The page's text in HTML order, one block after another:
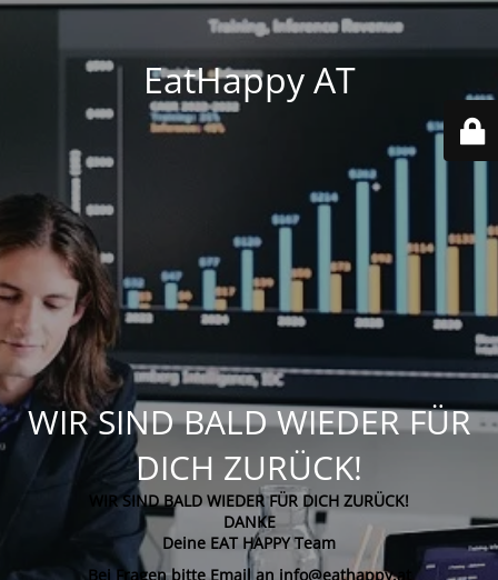
EatHappy AT
WIR SIND BALD WIEDER FÜR
DICH ZURÜCK!
WIR SIND BALD WIEDER FÜR DICH ZURÜCK!
DANKE
Deine EAT HAPPY Team
Bei Fragen bitte Email an info@eathappy.at